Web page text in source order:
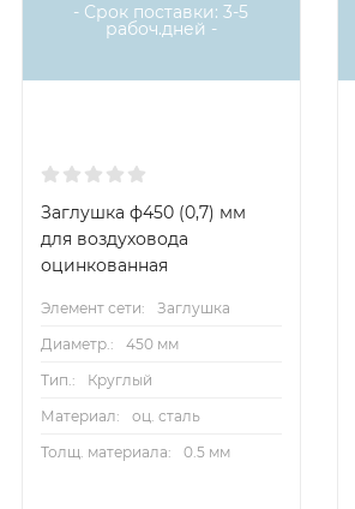
- Срок поставки: 3-5
рабоч.дней -
Заглушка ф450 (0,7) мм
для воздуховода
оцинкованная
Элемент сети:
Заглушка
Диаметр.:
450 мм
Тип.:
Круглый
Материал:
оц. сталь
Толщ. материала:
0.5 мм